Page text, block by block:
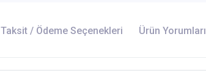
Taksit / Ödeme Seçenekleri Ürün Yorumları